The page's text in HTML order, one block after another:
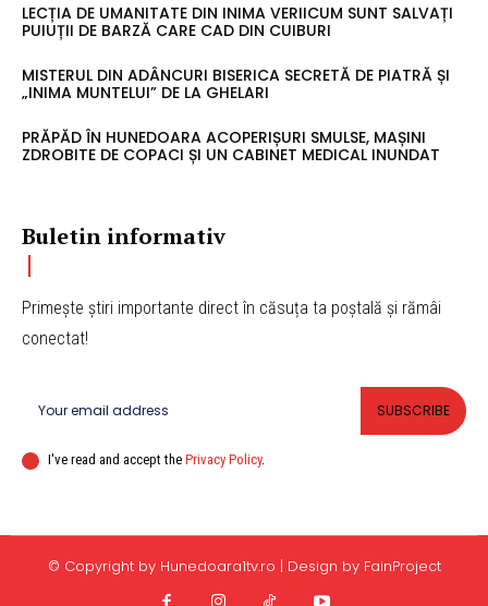
LECȚIA DE UMANITATE DIN INIMA VERIICUM SUNT SALVAȚI
PUIUȚII DE BARZĂ CARE CAD DIN CUIBURI
MISTERUL DIN ADÂNCURI BISERICA SECRETĂ DE PIATRĂ ȘI
„INIMA MUNTELUI” DE LA GHELARI
PRĂPĂD ÎN HUNEDOARA ACOPERIȘURI SMULSE, MAȘINI
ZDROBITE DE COPACI ȘI UN CABINET MEDICAL INUNDAT
Buletin informativ
Primește știri importante direct în căsuța ta poștală și rămâi
conectat!
SUBSCRIBE
I've read and accept the Privacy Policy.
© Copyright by Hunedoara1tv.ro | Design by FainProject